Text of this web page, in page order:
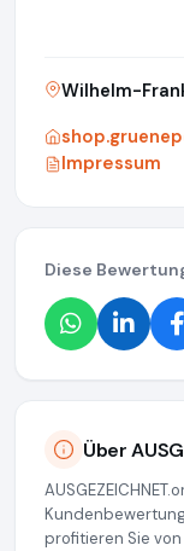
Wilhelm-
Impressum
Diese
Über
profitieren Sie